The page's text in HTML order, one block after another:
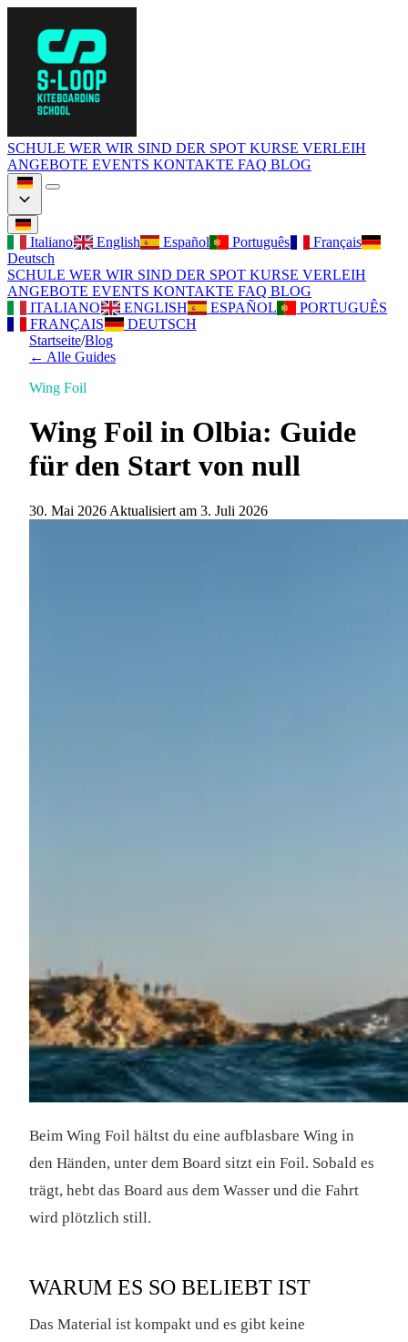
SCHULE WER WIR SIND DER SPOT KURSE VERLEIH
ANGEBOTE EVENTS KONTAKTE FAQ BLOG
Italiano English Español Português
Français
Deutsch
SCHULE WER WIR SIND DER SPOT KURSE VERLEIH
ANGEBOTE EVENTS KONTAKTE FAQ BLOG
ITALIANO
ENGLISH ESPAÑOL
PORTUGUÊS
FRANÇAIS
DEUTSCH
Startseite/Blog
← Alle Guides
Wing Foil
Wing Foil in Olbia: Guide
für den Start von null
30. Mai 2026 Aktualisiert am 3. Juli 2026
Beim Wing Foil hältst du eine aufblasbare Wing in
den Händen, unter dem Board sitzt ein Foil. Sobald es
trägt, hebt das Board aus dem Wasser und die Fahrt
wird plötzlich still.
WARUM ES SO BELIEBT IST
Das Material ist kompakt und es gibt keine